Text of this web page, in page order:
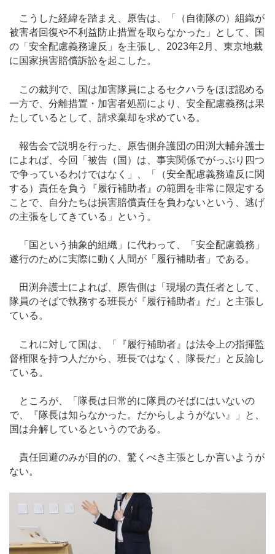
こうした経緯を踏まえ、原告は、「（自衛隊の）組織が
被害者回復や不利益防止措置を取らなかった」として、国
の「安全配慮義務違反」を主張し、2023年2月、東京地裁
に国家損害賠償訴訟を起こした。
この裁判で、国は加害隊員によるセクハラをほぼ認める
一方で、分離措置・加害者処罰により、安全配慮義務は果
たしているとして、請求棄却を求めている。
報告会で説明を行った、原告側弁護団の田渕大輔弁護士
によれば、今回「被告（国）は、事実関係でがっぷり四つ
で争っているわけではなく」、「（安全配慮義務違反に関
する）責任を負う『履行補助者』の範囲を非常に限定する
ことで、自分たちは損害賠償責任を負わないという、逃げ
の主張をしてきている」という。
「国という抽象的組織」に代わって、「安全配慮義務」
遂行のために実際に動く人間が「履行補助者」である。
田渕弁護士によれば、原告側は「現場の責任者として、
隊員のそばで執務する班長が『履行補助者』だ」と主張し
ている。
これに対して国は、「『履行補助者』は法令上の指揮監
督権限を持つ人だから、班長ではなく、隊長だ」と反論し
ている。
ところが、「隊長は日常的に隊員のそばにはいないの
で、『隊長は知らなかった。だからしようがない』」と、
国は弁解しているというのである。
責任回避のみが目的の、驚くべき主張としか言いようが
ない。